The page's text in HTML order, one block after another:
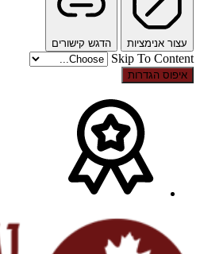
עצור אנימציות הדגש קישורים
Skip To Content
איפוס הגדרות